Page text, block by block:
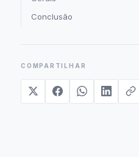
Conclusão
COMPARTILHAR